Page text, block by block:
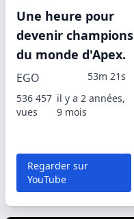
Une heure pour
devenir champions
du monde d'Apex.
EGO
53m 21s
536 457
vues
il y a 2 années,
9 mois
Regarder sur
YouTube